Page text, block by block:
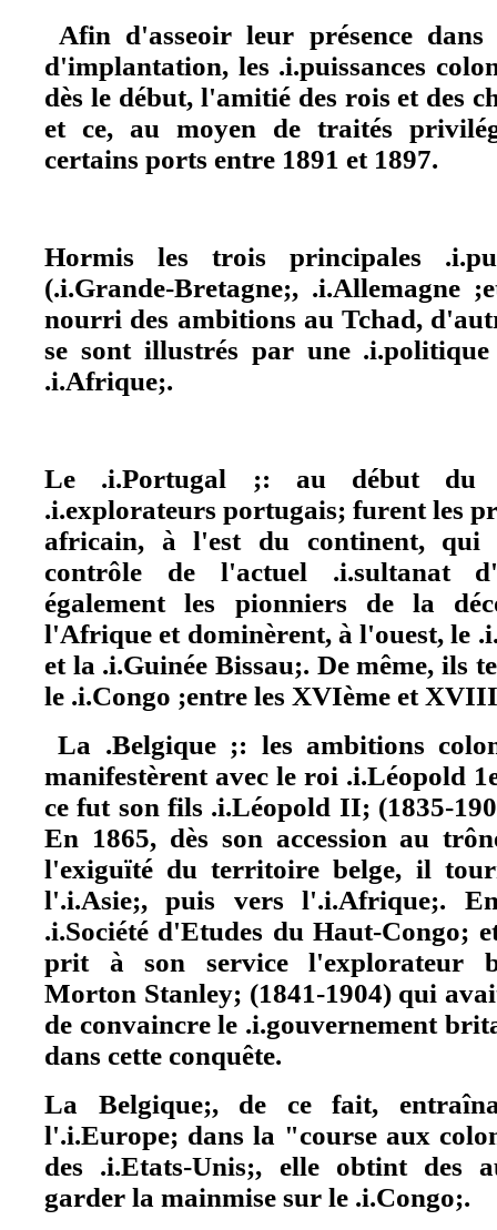
Afin d'asseoir leur présence dans
d'implantation, les .i.puissances
dès le début, l'amitié des rois et des
et ce, au moyen de traités
certains ports entre 1891 et 1897.
Hormis les trois principales
(.i.Grande-Bretagne;, .i.Allemagne
nourri des ambitions au Tchad,
se sont illustrés par une
.i.Afrique;.
Le .i.Portugal ;: au début du
.i.explorateurs portugais; furent les
africain, à l'est du continent, qui
contrôle de l'actuel .i.sultanat
également les pionniers de la
l'Afrique et dominèrent, à l'ouest, le
et la .i.Guinée Bissau;. De même, ils
le .i.Congo ;entre les XVIème et
La .Belgique ;: les ambitions
manifestèrent avec le roi .i.Léopold
ce fut son fils .i.Léopold II; (1835-
En 1865, dès son accession au
l'exiguïté du territoire belge, il
l'.i.Asie;, puis vers l'.i.Afrique;.
.i.Société d'Etudes du Haut-Congo;
prit à son service l'explorateur
Morton Stanley; (1841-1904) qui
de convaincre le .i.gouvernement
dans cette conquête.
La Belgique;, de ce fait,
l'.i.Europe; dans la "course aux
des .i.Etats-Unis;, elle obtint des
garder la mainmise sur le .i.Congo;.